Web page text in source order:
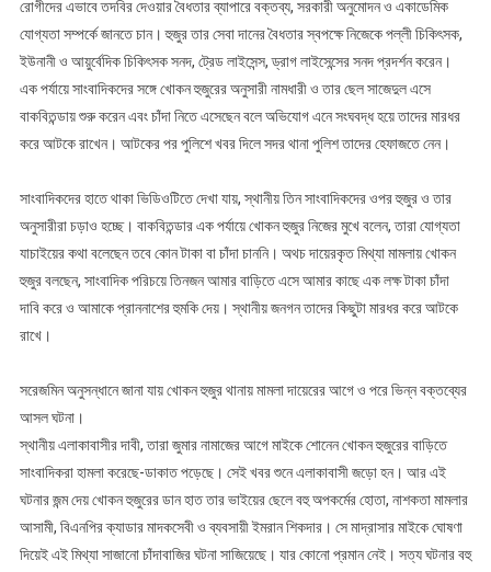
রোগীদের এভাবে তদবির দেওয়ার বৈধতার ব্যাপারে বক্তব্য, সরকারী অনুমোদন ও একাডেমিক
যোগ্যতা সম্পর্কে জানতে চান। হুজুর তার সেবা দানের বৈধতার স্বপক্ষে নিজেকে পল্লী চিকিৎসক,
ইউনানী ও আয়ুর্বেদিক চিকিৎসক সনদ, ট্রেড লাইসেন্স, ড্রাগ লাইসেন্সের সনদ প্রদর্শন করেন।
এক পর্যায়ে সাংবাদিকদের সঙ্গে খোকন হুজুরের অনুসারী নামধারী ও তার ছেল সাজেদুল এসে
বাকবিতন্ডায় শুরু করেন এবং চাঁদা নিতে এসেছেন বলে অভিযোগ এনে সংঘবদ্ধ হয়ে তাদের মারধর
করে আটকে রাখেন। আটকের পর পুলিশে খবর দিলে সদর থানা পুলিশ তাদের হেফাজতে নেন।
সাংবাদিকদের হাতে থাকা ভিডিওটিতে দেখা যায়, স্থানীয় তিন সাংবাদিকদের ওপর হুজুর ও তার
অনুসারীরা চড়াও হচ্ছে। বাকবিতন্ডার এক পর্যায়ে খোকন হুজুর নিজের মুখে বলেন, তারা যোগ্যতা
যাচাইয়ের কথা বলেছেন তবে কোন টাকা বা চাঁদা চাননি। অথচ দায়েরকৃত মিথ্যা মামলায় খোকন
হুজুর বলছেন, সাংবাদিক পরিচয়ে তিনজন আমার বাড়িতে এসে আমার কাছে এক লক্ষ টাকা চাঁদা
দাবি করে ও আমাকে প্রাননাশের হুমকি দেয়। স্থানীয় জনগন তাদের কিছুটা মারধর করে আটকে
রাখে।
সরেজমিন অনুসন্ধানে জানা যায় খোকন হুজুর থানায় মামলা দায়েরের আগে ও পরে ভিন্ন বক্তব্যের
আসল ঘটনা।
স্থানীয় এলাকাবাসীর দাবী, তারা জুমার নামাজের আগে মাইকে শোনেন খোকন হুজুরের বাড়িতে
সাংবাদিকরা হামলা করেছে-ডাকাত পড়েছে। সেই খবর শুনে এলাকাবাসী জড়ো হন। আর এই
ঘটনার জন্ম দেয় খোকন হুজুরের ডান হাত তার ভাইয়ের ছেলে বহু অপকর্মের হোতা, নাশকতা মামলার
আসামী, বিএনপির ক্যাডার মাদকসেবী ও ব্যবসায়ী ইমরান শিকদার। সে মাদ্রাসার মাইকে ঘোষণা
দিয়েই এই মিথ্যা সাজানো চাঁদাবাজির ঘটনা সাজিয়েছে। যার কোনো প্রমান নেই। সত্য ঘটনার বহু